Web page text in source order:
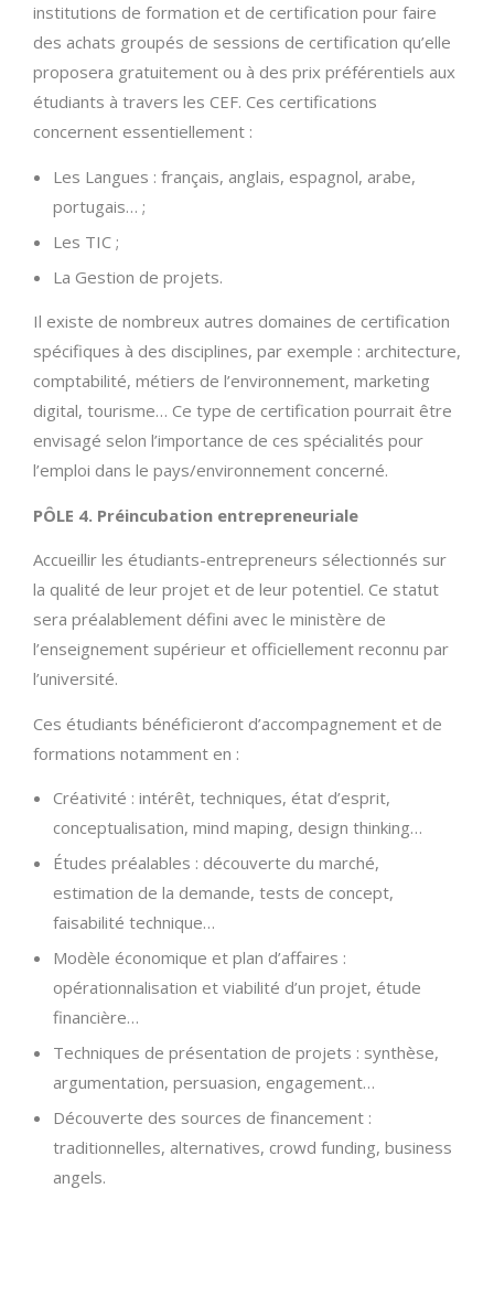
institutions de formation et de certification pour faire
des achats groupés de sessions de certification qu’elle
proposera gratuitement ou à des prix préférentiels aux
étudiants à travers les CEF. Ces certifications
concernent essentiellement :
Les Langues : français, anglais, espagnol, arabe,
portugais… ;
Les TIC ;
La Gestion de projets.
Il existe de nombreux autres domaines de certification
spécifiques à des disciplines, par exemple : architecture,
comptabilité, métiers de l’environnement, marketing
digital, tourisme… Ce type de certification pourrait être
envisagé selon l’importance de ces spécialités pour
l’emploi dans le pays/environnement concerné.
PÔLE 4. Préincubation entrepreneuriale
Accueillir les étudiants-entrepreneurs sélectionnés sur
la qualité de leur projet et de leur potentiel. Ce statut
sera préalablement défini avec le ministère de
l’enseignement supérieur et officiellement reconnu par
l’université.
Ces étudiants bénéficieront d’accompagnement et de
formations notamment en :
Créativité : intérêt, techniques, état d’esprit,
conceptualisation, mind maping, design thinking…
Études préalables : découverte du marché,
estimation de la demande, tests de concept,
faisabilité technique…
Modèle économique et plan d’affaires :
opérationnalisation et viabilité d’un projet, étude
financière…
Techniques de présentation de projets : synthèse,
argumentation, persuasion, engagement…
Découverte des sources de financement :
traditionnelles, alternatives, crowd funding, business
angels.